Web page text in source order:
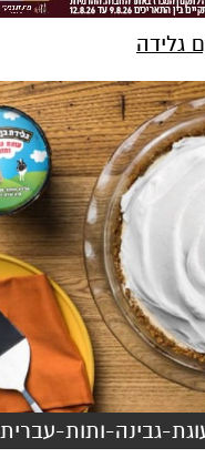
גלידה
גבינה-ותות-עברית